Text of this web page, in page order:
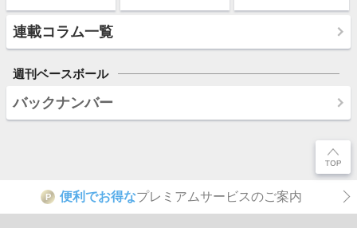
連載コラム一覧
週刊ベースボール
バックナンバー
P 便利でお得なプレミアムサービスのご案内